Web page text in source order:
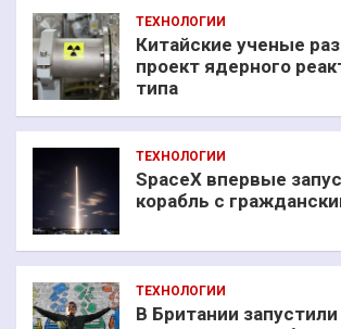
ТЕХНОЛОГИИ
Китайские ученые
проект ядерного
типа
ТЕХНОЛОГИИ
SpaceX впервые
корабль с
ТЕХНОЛОГИИ
В Британии запустили